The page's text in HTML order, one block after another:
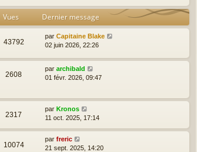
Vues Dernier message
43792
par Capitaine Blake
02 juin 2026, 22:26
2608
par archibald
01 févr. 2026, 09:47
2317
par Kronos
11 oct. 2025, 17:14
10074
par freric
21 sept. 2025, 14:20